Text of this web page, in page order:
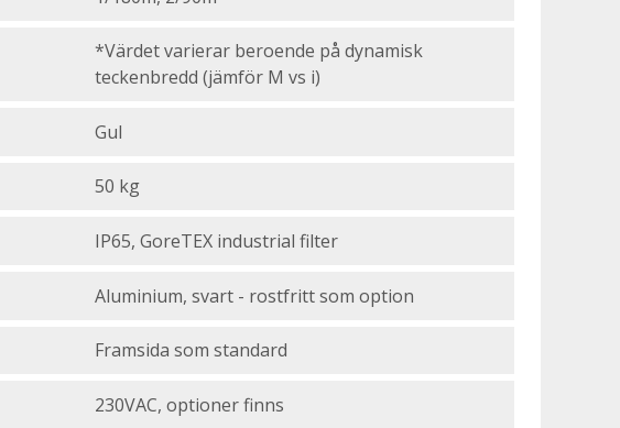
*Värdet varierar beroende på dynamisk
teckenbredd (jämför M vs i)
Gul
50 kg
IP65, GoreTEX industrial filter
Aluminium, svart - rostfritt som option
Framsida som standard
230VAC, optioner finns